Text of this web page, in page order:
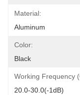
Material:
Aluminum
Color:
Black
Working Frequency
20.0-30.0(-1dB)